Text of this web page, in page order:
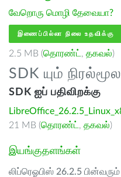
வேறொரு மொழி தேவையா?
இணைப்பில்லா நிலை உதவிக்கு
2.5 MB (தொரண்ட் , தகவல்)
SDK யும்
SDK ஐப் பதிவிறக்கு
21 MB (தொரண்ட் , தகவல்)
இயங்குதளங்கள்
லிப்ரெஓபிஸ் 26.2.5